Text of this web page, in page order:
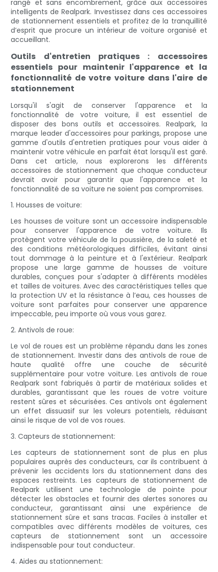
rangé et sans encombrement, grâce aux accessoires
intelligents de Realpark. Investissez dans ces accessoires
de stationnement essentiels et profitez de la tranquillité
d’esprit que procure un intérieur de voiture organisé et
accueillant.
Outils d'entretien pratiques : accessoires
essentiels pour maintenir l'apparence et la
fonctionnalité de votre voiture dans l'aire de
stationnement
Lorsqu'il s'agit de conserver l'apparence et la
fonctionnalité de votre voiture, il est essentiel de
disposer des bons outils et accessoires. Realpark, la
marque leader d'accessoires pour parkings, propose une
gamme d'outils d'entretien pratiques pour vous aider à
maintenir votre véhicule en parfait état lorsqu'il est garé.
Dans cet article, nous explorerons les différents
accessoires de stationnement que chaque conducteur
devrait avoir pour garantir que l'apparence et la
fonctionnalité de sa voiture ne soient pas compromises.
1. Housses de voiture:
Les housses de voiture sont un accessoire indispensable
pour conserver l'apparence de votre voiture. Ils
protègent votre véhicule de la poussière, de la saleté et
des conditions météorologiques difficiles, évitant ainsi
tout dommage à la peinture et à l'extérieur. Realpark
propose une large gamme de housses de voiture
durables, conçues pour s'adapter à différents modèles
et tailles de voitures. Avec des caractéristiques telles que
la protection UV et la résistance à l’eau, ces housses de
voiture sont parfaites pour conserver une apparence
impeccable, peu importe où vous vous garez.
2. Antivols de roue:
Le vol de roues est un problème répandu dans les zones
de stationnement. Investir dans des antivols de roue de
haute qualité offre une couche de sécurité
supplémentaire pour votre voiture. Les antivols de roue
Realpark sont fabriqués à partir de matériaux solides et
durables, garantissant que les roues de votre voiture
restent sûres et sécurisées. Ces antivols ont également
un effet dissuasif sur les voleurs potentiels, réduisant
ainsi le risque de vol de vos roues.
3. Capteurs de stationnement:
Les capteurs de stationnement sont de plus en plus
populaires auprès des conducteurs, car ils contribuent à
prévenir les accidents lors du stationnement dans des
espaces restreints. Les capteurs de stationnement de
Realpark utilisent une technologie de pointe pour
détecter les obstacles et fournir des alertes sonores au
conducteur, garantissant ainsi une expérience de
stationnement sûre et sans tracas. Faciles à installer et
compatibles avec différents modèles de voitures, ces
capteurs de stationnement sont un accessoire
indispensable pour tout conducteur.
4. Aides au stationnement: